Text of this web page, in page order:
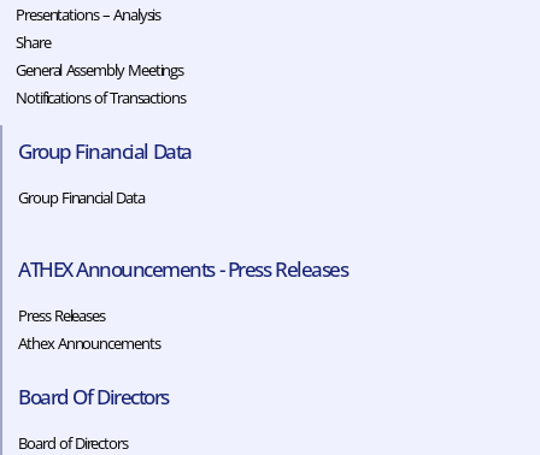
Presentations – Analysis
Share
General Assembly Meetings
Notifications of Transactions
Group Financial Data
Group Financial Data
ATHEX Announcements - Press Releases
Press Releases
Athex Announcements
Board Of Directors
Board of Directors